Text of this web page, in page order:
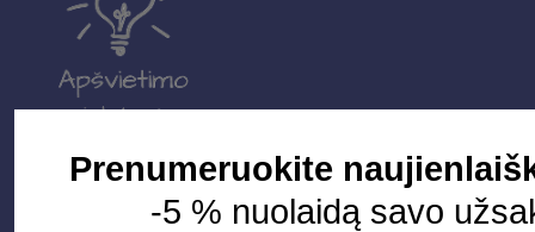
Parduotuvė
Prenumeruokite
-5 % nuolaidą savo